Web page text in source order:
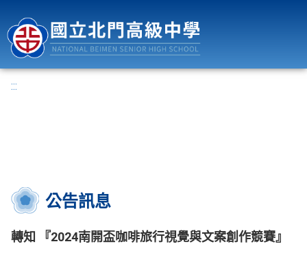
:::
公告訊息
轉知 『2024南開盃咖啡旅行視覺與文案創作競賽』